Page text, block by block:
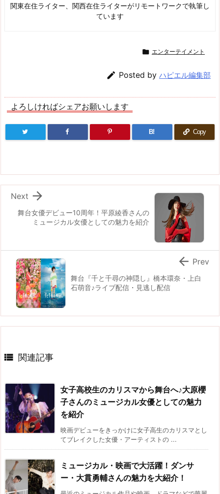
関東在住ライター、関西在住ライターがリモートワークで執筆し
ています
 エンターテイメント
 Posted by ハピエル編集部
よろしければシェアお願いします
B! Copy
舞台女優デビュー10周年！平原綾香さんの
ミュージカル女優としての魅力を紹介

Next
舞台『千と千尋の神隠し』橋本環奈・上白
石萌音♪ライブ配信・見逃し配信
 Prev
 関連記事
女子高校生のカリスマから舞台へ♪大原櫻
子さんのミュージカル女優としての魅力
を紹介
映画デビューをきっかけに女子高生のカリスマとし
てブレイクした女優・アーティストの ...
ミュージカル・映画で大活躍！ダンサ
ー・大貫勇輔さんの魅力を大紹介！